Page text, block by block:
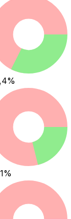
%
%